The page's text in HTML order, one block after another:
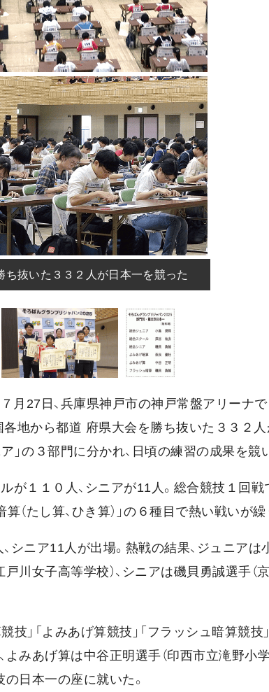
ち抜いた３３２人が日本一を競った
月27日、兵庫県神戸市の神戸常盤アリーナ
地から都道 府県大会を勝ち抜いた３３２人
ニア」の３部門に分かれ、日頃の練習の成果を競
１１０人、シニアが11人。総合競技１回戦で
算（たし算、ひき算）」の６種目で熱い戦いが
シニア11人が出場。熱戦の結果、ジュニアは
川女子高等学校）、シニアは磯貝勇誠選手（
」「よみあげ算競技」「フラッシュ暗算競技
みあげ算は中谷正明選手（印西市立滝野小学
の日本一の座に就いた。